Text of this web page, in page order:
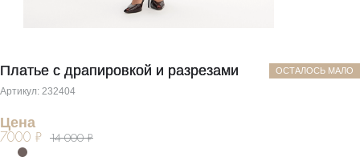
Платье с драпировкой и разрезами ОСТАЛОСЬ МАЛО
Артикул: 232404
Цена
7000 ₽ 14 000 ₽